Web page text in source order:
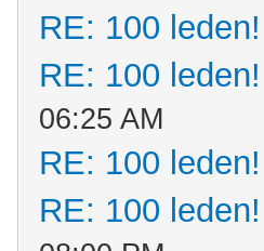
RE: 100 leden!
RE: 100 leden!
06:25 AM
RE: 100 leden!
RE: 100 leden!